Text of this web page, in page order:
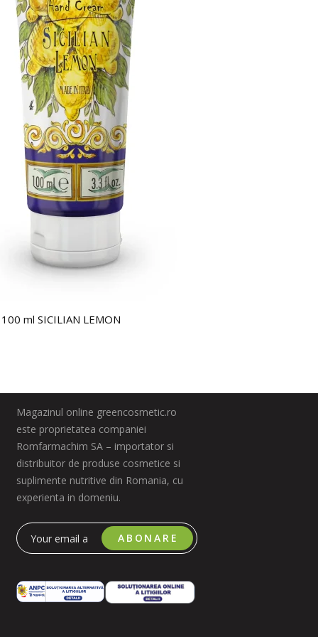
ml SICILIAN LEMON
Magazinul online greencosmetic.ro
este proprietatea companiei
Romfarmachim SA – importator si
distribuitor de produse cosmetice si
suplimente nutritive din Romania, cu
experienta in domeniu.
ABONARE